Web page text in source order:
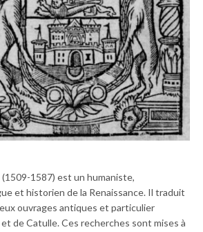
1587) est un humaniste,
et historien de la Renaissance. Il traduit
ouvrages antiques et particulier
et de Catulle. Ces recherches sont mises à